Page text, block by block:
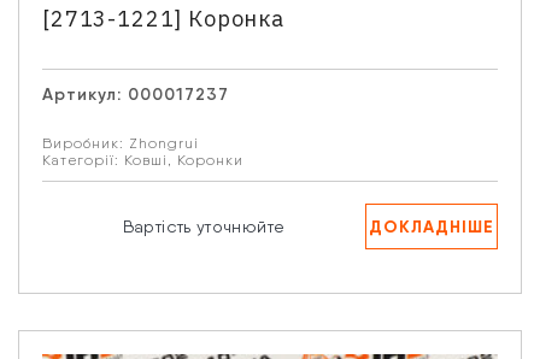
[2713-1221] Коронка
Артикул: 000017237
Виробник: Zhongrui
Категорії: Ковші , Коронки
Вартість уточнюйте ДОКЛАДНІШЕ